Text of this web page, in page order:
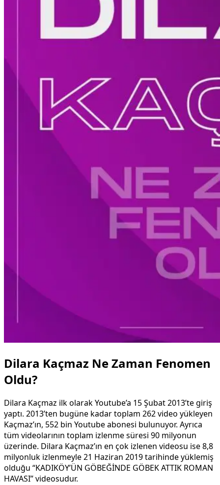
Dilara Kaçmaz Ne Zaman Fenomen
Oldu?
Dilara Kaçmaz ilk olarak Youtube’a 15 Şubat 2013’te giriş
yaptı. 2013’ten bugüne kadar toplam 262 video yükleyen
Kaçmaz’ın, 552 bin Youtube abonesi bulunuyor. Ayrıca
tüm videolarının toplam izlenme süresi 90 milyonun
üzerinde. Dilara Kaçmaz’ın en çok izlenen videosu ise 8,8
milyonluk izlenmeyle 21 Haziran 2019 tarihinde yüklemiş
olduğu “KADIKÖY’ÜN GÖBEĞİNDE GÖBEK ATTIK ROMAN
HAVASI” videosudur.